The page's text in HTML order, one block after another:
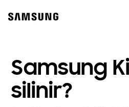
content
Samsung
silinir?